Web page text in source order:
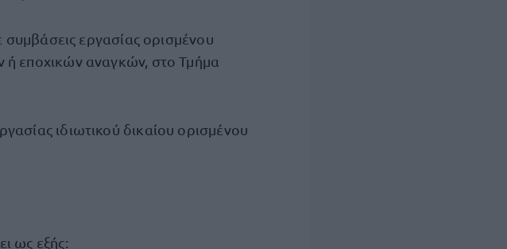
συμβάσεις εργασίας ορισμένου
εποχικών αναγκών, στο Τμήμα
ιδιωτικού δικαίου ορισμένου
ως εξής: